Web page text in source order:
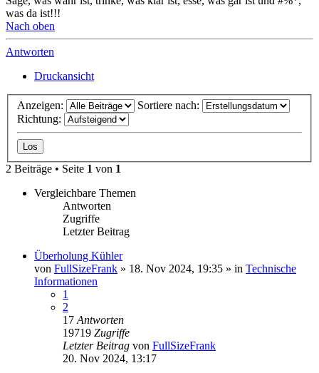
was da ist!!!
Nach oben
Antworten
Druckansicht
Anzeigen:
Sortiere nach:
Richtung:
2 Beiträge • Seite 1 von 1
Vergleichbare Themen
Antworten
Zugriffe
Letzter Beitrag
Überholung Kühler
von FullSizeFrank » 18. Nov 2024, 19:35 » in Technische
Informationen
1
2
17 Antworten
19719 Zugriffe
Letzter Beitrag von FullSizeFrank
20. Nov 2024, 13:17